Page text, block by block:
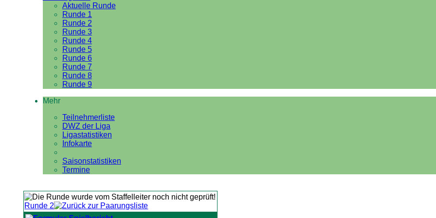
Aktuelle Runde
Runde 1
Runde 2
Runde 3
Runde 4
Runde 5
Runde 6
Runde 7
Runde 8
Runde 9
Mehr
Teilnehmerliste
DWZ der Liga
Ligastatistiken
Infokarte
Saisonstatistiken
Termine
Runde 2